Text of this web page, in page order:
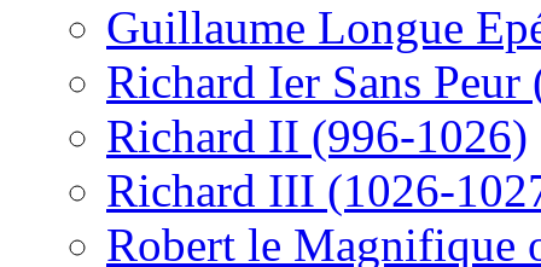
Guillaume Longue
Richard Ier Sans
Richard II (996-1026)
Richard III (1026-
Robert le Magnifique